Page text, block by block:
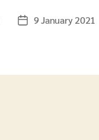
Post9 January 2021